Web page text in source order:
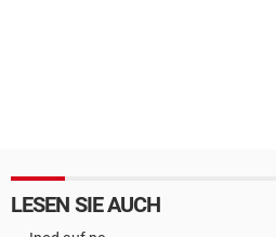
LESEN SIE AUCH